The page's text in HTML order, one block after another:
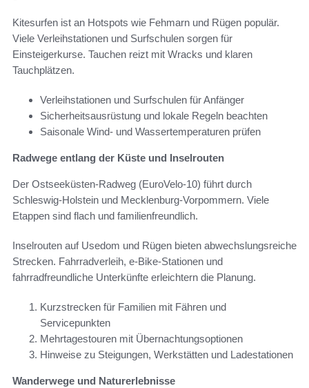
Kitesurfen ist an Hotspots wie Fehmarn und Rügen populär.
Viele Verleihstationen und Surfschulen sorgen für
Einsteigerkurse. Tauchen reizt mit Wracks und klaren
Tauchplätzen.
Verleihstationen und Surfschulen für Anfänger
Sicherheitsausrüstung und lokale Regeln beachten
Saisonale Wind- und Wassertemperaturen prüfen
Radwege entlang der Küste und Inselrouten
Der Ostseeküsten-Radweg (EuroVelo-10) führt durch
Schleswig-Holstein und Mecklenburg-Vorpommern. Viele
Etappen sind flach und familienfreundlich.
Inselrouten auf Usedom und Rügen bieten abwechslungsreiche
Strecken. Fahrradverleih, e-Bike-Stationen und
fahrradfreundliche Unterkünfte erleichtern die Planung.
Kurzstrecken für Familien mit Fähren und
Servicepunkten
Mehrtagestouren mit Übernachtungsoptionen
Hinweise zu Steigungen, Werkstätten und Ladestationen
Wanderwege und Naturerlebnisse